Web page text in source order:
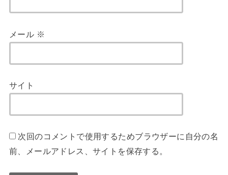
メール ※
サイト
次回のコメントで使用するためブラウザーに自分の名
前、メールアドレス、サイトを保存する。